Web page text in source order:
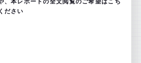
、本レポートの全文閲覧のご希望はこち
ださい